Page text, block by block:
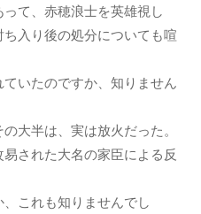
て、赤穂浪士を英雄視し
入り後の処分についても喧
いたのですか、知りません
大半は、実は放火だった。
された大名の家臣による反
これも知りませんでし